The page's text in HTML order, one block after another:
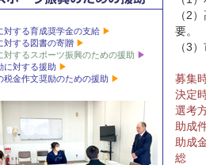
対する育成奨学金の支給
対する図書の寄贈
対するスポーツ振興のための援助
に対する援助
税金作文奨励のための援助
（2
要。
（3
募集
決定
選考
助成
助成
総